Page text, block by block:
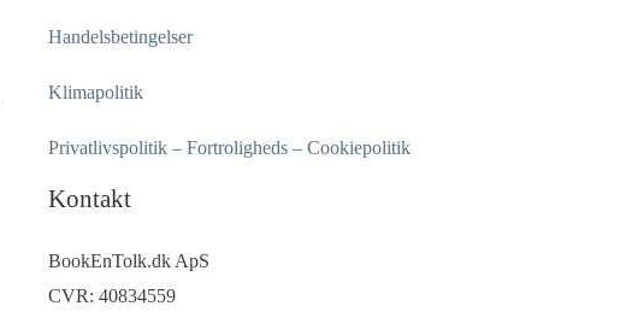
Handelsbetingelser
Klimapolitik
Privatlivspolitik – Fortroligheds – Cookiepolitik
Kontakt
BookEnTolk.dk ApS
CVR: 40834559